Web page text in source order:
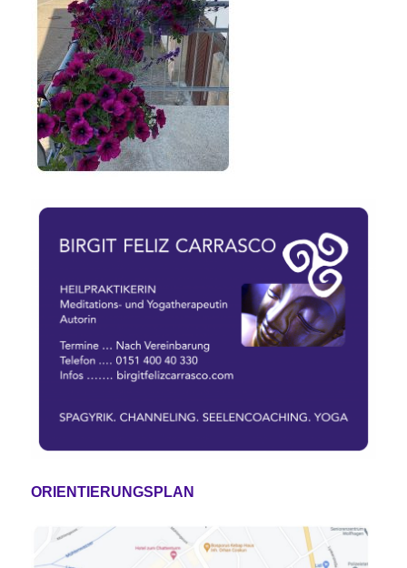
ORIENTIERUNGSPLAN